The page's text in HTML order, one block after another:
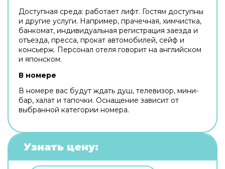
Доступная среда: работает лифт. Гостям доступны
и другие услуги. Например, прачечная, химчистка,
банкомат, индивидуальная регистрация заезда и
отъезда, пресса, прокат автомобилей, сейф и
консьерж. Персонал отеля говорит на английском
и японском.
В номере
В номере вас будут ждать душ, телевизор, мини-
бар, халат и тапочки. Оснащение зависит от
выбранной категории номера.
Узнать цену: